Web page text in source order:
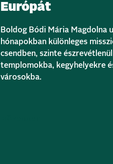
Európát
Boldog Bódi Mária Magdolna
hónapokban különleges
csendben, szinte
templomokba, kegyhelyekre
városokba.